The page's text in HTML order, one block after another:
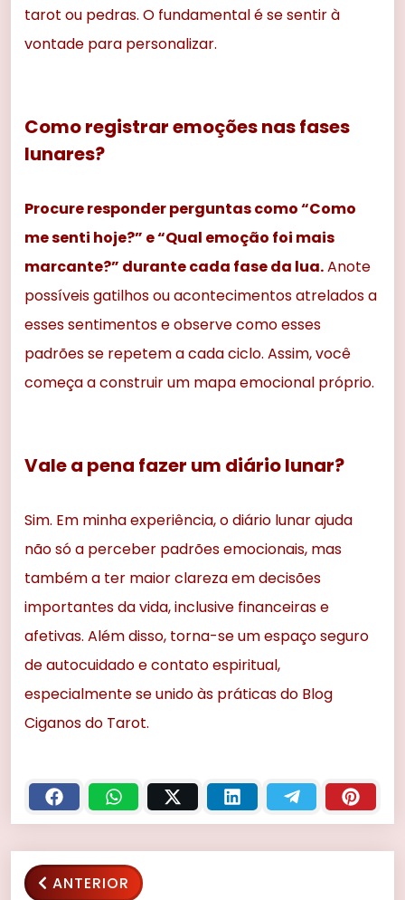
tarot ou pedras. O fundamental é se sentir à
vontade para personalizar.
Como registrar emoções nas fases
lunares?
Procure responder perguntas como “Como
me senti hoje?” e “Qual emoção foi mais
marcante?” durante cada fase da lua.Anote
possíveis gatilhos ou acontecimentos atrelados a
esses sentimentos e observe como esses
padrões se repetem a cada ciclo. Assim, você
começa a construir um mapa emocional próprio.
Vale a pena fazer um diário lunar?
Sim. Em minha experiência, o diário lunar ajuda
não só a perceber padrões emocionais, mas
também a ter maior clareza em decisões
importantes da vida, inclusive financeiras e
afetivas. Além disso, torna-se um espaço seguro
de autocuidado e contato espiritual,
especialmente se unido às práticas do Blog
Ciganos do Tarot.
ANTERIOR